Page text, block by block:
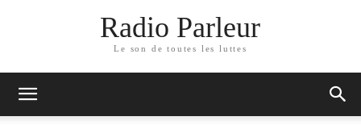
Radio Parleur
Le son de toutes les luttes